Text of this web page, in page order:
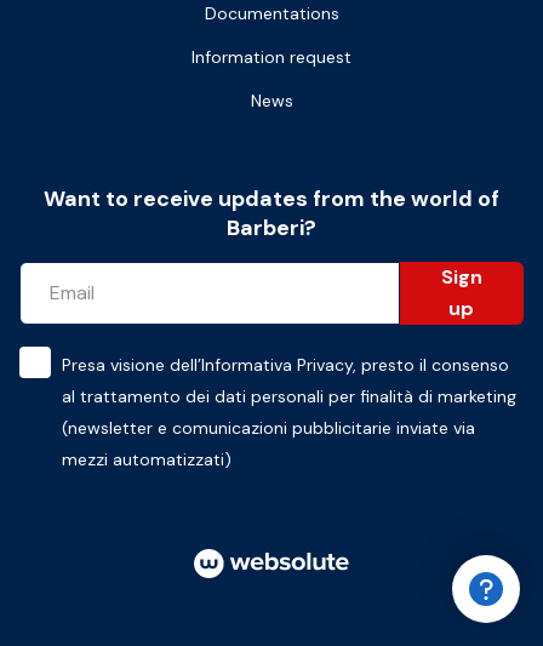
Documentations
Information request
News
Want to receive updates from the world of
Barberi?
Sign
up
Presa visione dell’Informativa Privacy, presto il consenso
al trattamento dei dati personali per finalità di marketing
(newsletter e comunicazioni pubblicitarie inviate via
mezzi automatizzati)